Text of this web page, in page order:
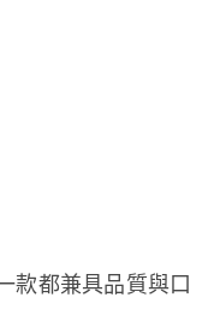
款都兼具品質與口